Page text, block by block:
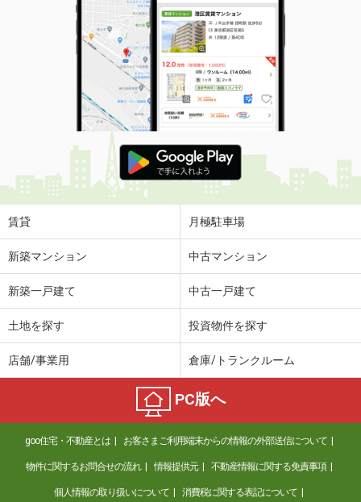
賃貸 月極駐車場
新築マンション 中古マンション
新築一戸建て 中古一戸建て
土地を探す 投資物件を探す
店舗/事業用 倉庫/トランクルーム
PC版へ
goo住宅・不動産とは お客さまご利用端末からの情報の外部送信について
物件に関するお問合せの流れ 情報提供元 不動産情報に関する免責事項
個人情報の取り扱いについて 消費税に関する表記について